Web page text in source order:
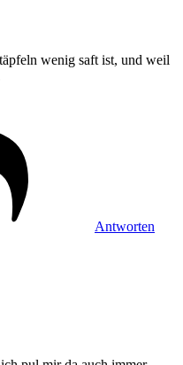
wenig saft ist, und weil
Antworten